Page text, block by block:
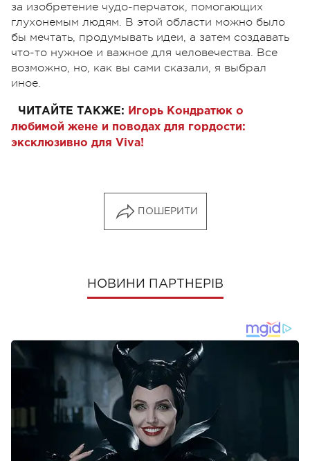
за изобретение чудо-перчаток, помогающих
глухонемым людям. В этой области можно было
бы мечтать, продумывать идеи, а затем создавать
что-то нужное и важное для человечества. Все
возможно, но, как вы сами сказали, я выбрал
иное.
ЧИТАЙТЕ ТАКЖЕ: Игорь Кондратюк о
любимой жене и поводах для гордости:
эксклюзивно для Viva!
ПОШЕРИТИ
НОВИНИ ПАРТНЕРІВ